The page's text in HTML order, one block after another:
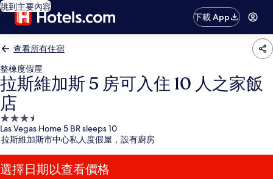
跳到主要內容
下載 App
查看所有住宿
整棟度假屋
拉斯維加斯 5 房可入住 10 人之家飯
店
3.5
星
級
住
宿
Las Vegas Home 5 BR sleeps 10
拉斯維加斯市中心私人度假屋，設有廚房
選擇日期以查看價格